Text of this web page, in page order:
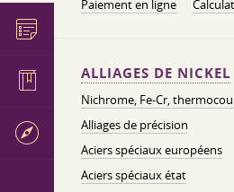
Paiement en ligne
ALLIAGES DE NICKEL
Nichrome, Fe-Cr,
Alliages de précision
Aciers spéciaux européens
Aciers spéciaux état